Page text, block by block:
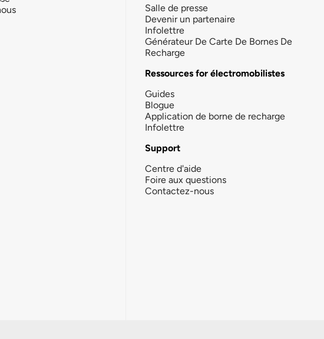
Salle de presse
Devenir un partenaire
Infolettre
Générateur De Carte De Bornes De
Recharge
Ressources for électromobilistes
Guides
Blogue
Application de borne de recharge
Infolettre
Support
Centre d'aide
Foire aux questions
Contactez-nous